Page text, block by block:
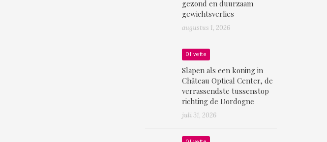
gezond en duurzaam
gewichtsverlies
augustus 1, 2026
Olivette
Slapen als een koning in
Château Optical Center, de
verrassendste tussenstop
richting de Dordogne
juli 31, 2026